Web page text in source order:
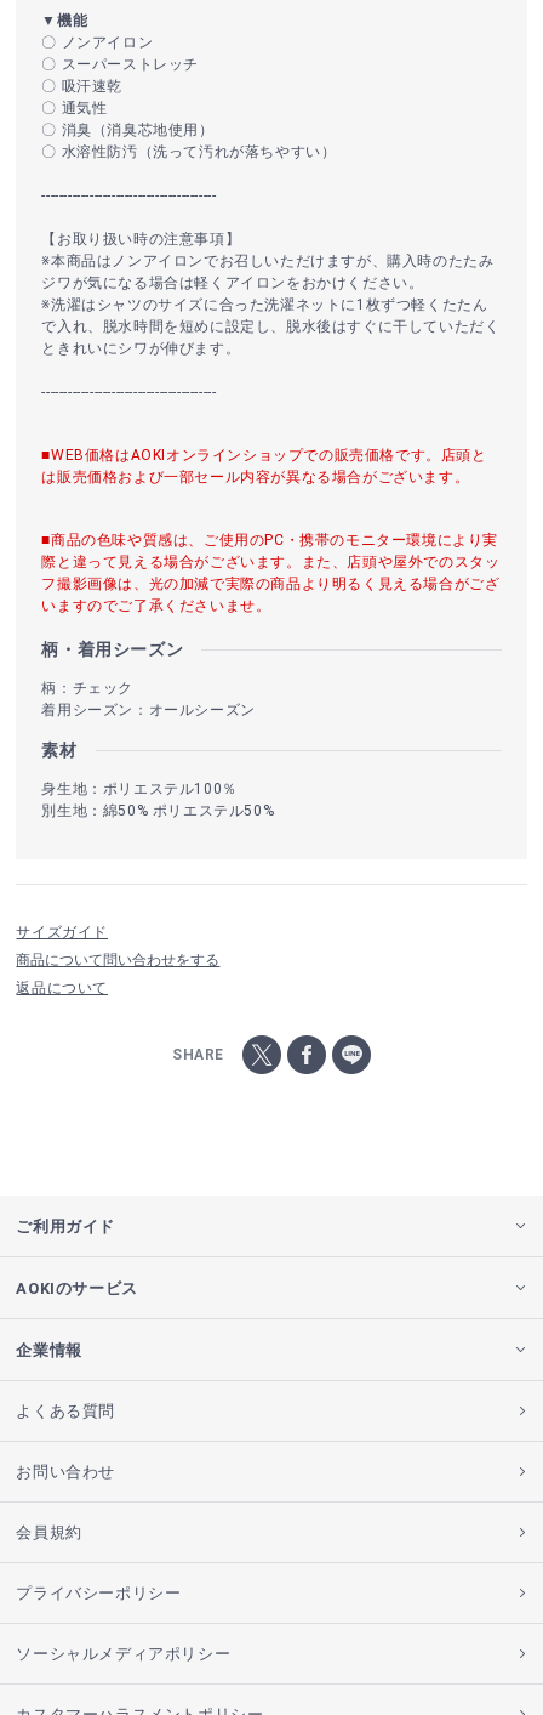
▼機能
〇 ノンアイロン
〇 スーパーストレッチ
〇 吸汗速乾
〇 通気性
〇 消臭（消臭芯地使用）
〇 水溶性防汚（洗って汚れが落ちやすい）
----------------------------------------
【お取り扱い時の注意事項】
※本商品はノンアイロンでお召しいただけますが、購入時のたたみ
ジワが気になる場合は軽くアイロンをおかけください。
※洗濯はシャツのサイズに合った洗濯ネットに1枚ずつ軽くたたん
で入れ、脱水時間を短めに設定し、脱水後はすぐに干していただく
ときれいにシワが伸びます。
----------------------------------------
■WEB価格はAOKIオンラインショップでの販売価格です。店頭と
は販売価格および一部セール内容が異なる場合がございます。
■商品の色味や質感は、ご使用のPC・携帯のモニター環境により実
際と違って見える場合がございます。また、店頭や屋外でのスタッ
フ撮影画像は、光の加減で実際の商品より明るく見える場合がござ
いますのでご了承くださいませ。
柄・着用シーズン
柄：チェック
着用シーズン：オールシーズン
素材
身生地：ポリエステル100％
別生地：綿50% ポリエステル50%
サイズガイド
商品について問い合わせをする
返品について
SHARE
ご利用ガイド
AOKIのサービス
企業情報
よくある質問
お問い合わせ
会員規約
プライバシーポリシー
ソーシャルメディアポリシー